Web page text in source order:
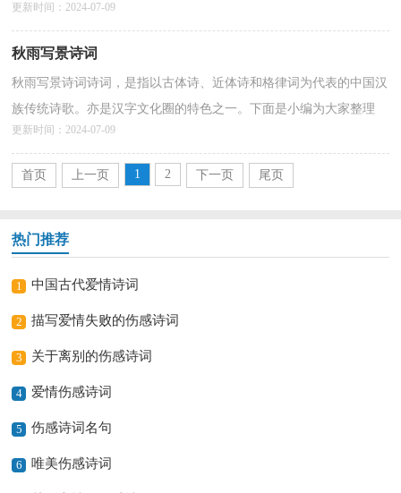
面是小编为大家整理的“经典写景诗词（精选100句）”，仅供参...
更新时间：2024-07-09
秋雨写景诗词
秋雨写景诗词诗词，是指以古体诗、近体诗和格律词为代表的中国汉
族传统诗歌。亦是汉字文化圈的特色之一。下面是小编为大家整理
的“秋雨写景诗词”，仅供参考，欢迎大家阅读。1、...
更新时间：2024-07-09
首页 上一页 1 2 下一页 尾页
热门推荐
1 中国古代爱情诗词
2 描写爱情失败的伤感诗词
3 关于离别的伤感诗词
4 爱情伤感诗词
5 伤感诗词名句
6 唯美伤感诗词